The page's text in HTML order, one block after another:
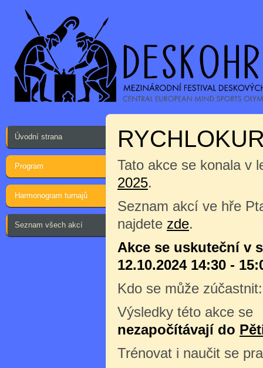
Úvodní strana
Program
Harmonogram turnajů
Seznam všech akcí
Tato akce se konala v
2025.
Seznam akcí ve hře
najdete zde.
Akce se uskuteční v
12.10.2024 14:30 -
Kdo se může
Výsledky této akce se
nezapočítávají do
Trénovat i naučit se